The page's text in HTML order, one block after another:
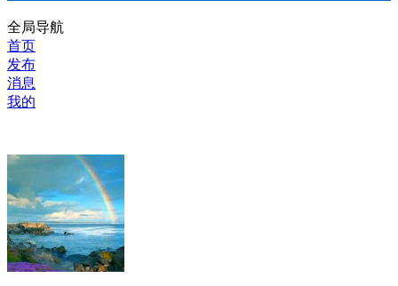
全局导航
首页
发布
消息
我的